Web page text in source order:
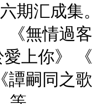
期汇成集
《無情過
愛上你》
譚嗣同之